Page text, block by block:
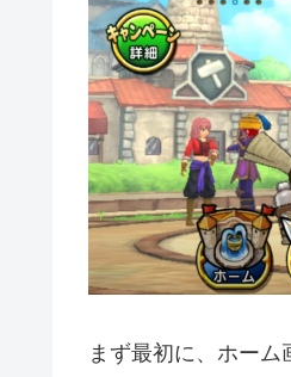
まず最初に、ホーム